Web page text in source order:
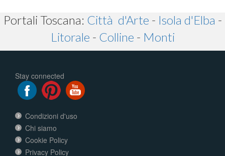
Portali Toscana: Città d'Arte - Isola d'Elba -
Litorale - Colline - Monti
Stay connected
Condizioni d'uso
Chi siamo
Cookie Policy
Privacy Policy